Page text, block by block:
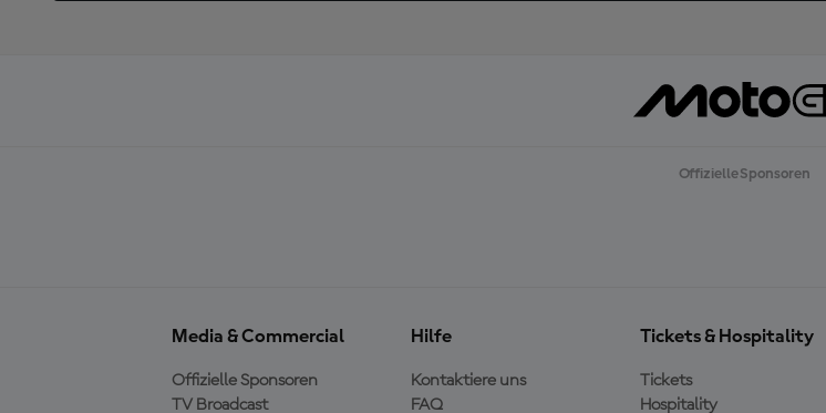
Offizielle Sponsoren
Media & Commercial
Offizielle Sponsoren
TV Broadcast
Hilfe
Kontaktiere uns
FAQ
Tickets & Hospitality
Tickets
Hospitality